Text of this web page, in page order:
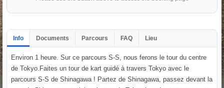
Info Documents Parcours FAQ Lieu
Environ 1 heure. Sur ce parcours S-S, nous ferons le tour du centre
de Tokyo.Faites un tour de kart guidé à travers Tokyo avec le
parcours S-S de Shinagawa ! Partez de Shinagawa, passez devant la